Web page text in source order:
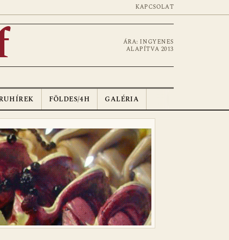
KAPCSOLAT
ÁRA: INGYENES
ALAPÍTVA 2013
FÖLDES/4H GALÉRIA